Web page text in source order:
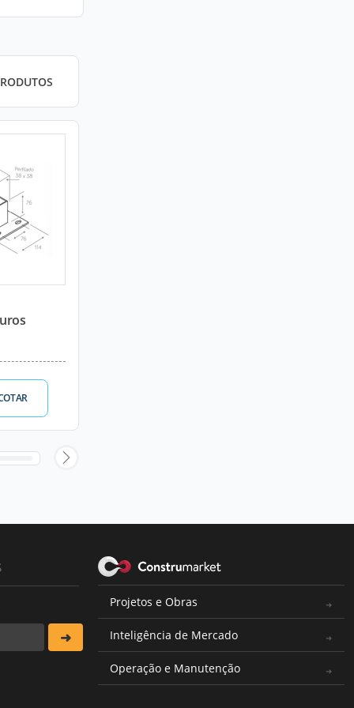
Projetos e Obras
Inteligência de Mercado
Operação e Manutenção